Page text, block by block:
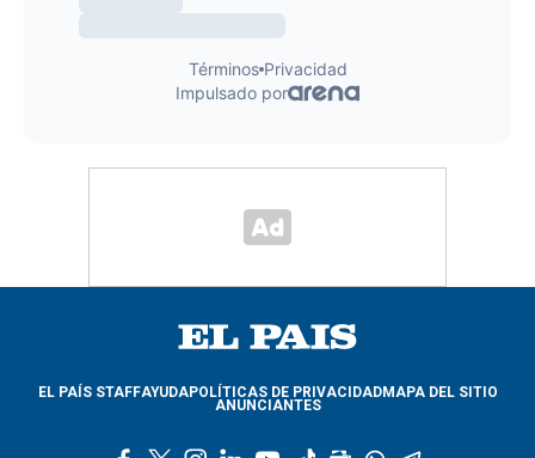
EL PAÍS STAFFAYUDAPOLÍTICAS DE PRIVACIDADMAPA DEL SITIO
ANUNCIANTES